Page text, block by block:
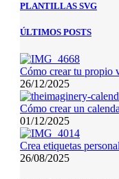
PLANTILLAS SVG
ÚLTIMOS POSTS
Cómo crear tu propio
26/12/2025
Cómo crear un
01/12/2025
Crea etiquetas
26/08/2025